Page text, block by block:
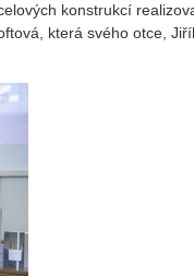
konstrukcí
která svého otce,